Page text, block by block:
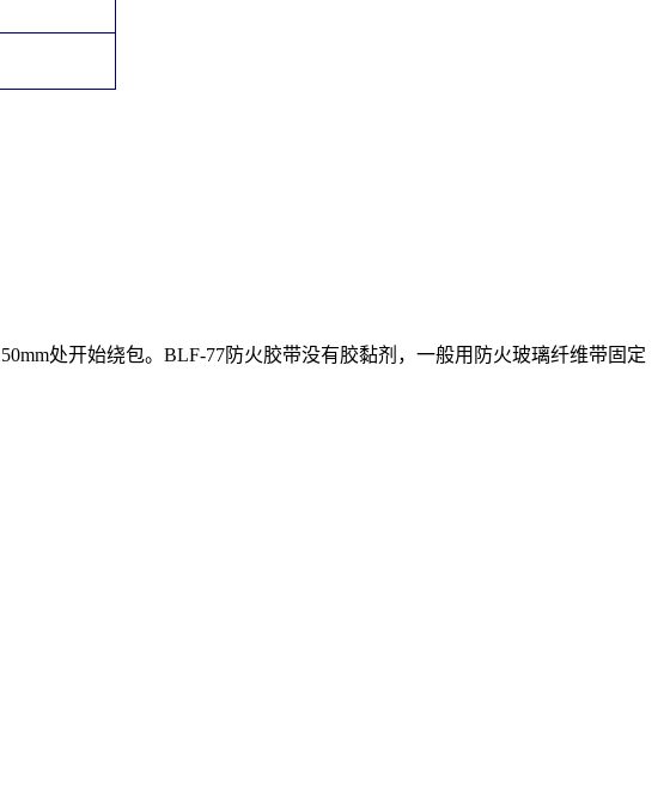
处开始绕包。BLF-77防火胶带没有胶黏剂，一般用防火玻璃纤维带固定